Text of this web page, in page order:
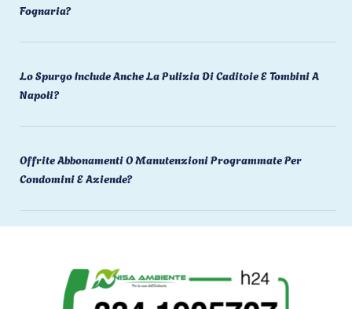
Fognaria?
Lo Spurgo Include Anche La Pulizia Di Caditoie E Tombini A
Napoli?
Offrite Abbonamenti O Manutenzioni Programmate Per
Condomini E Aziende?